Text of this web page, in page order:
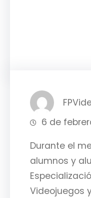
6 de
Durante el
alumnos y
Videojuegos